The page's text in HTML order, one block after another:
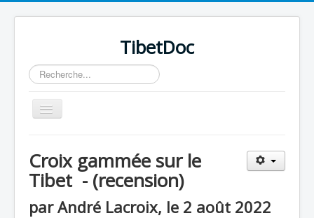
TibetDoc
Rechercher
Basculer
la
Croix gammée sur le
Tibet - (recension)
par André Lacroix, le 2 août 2022